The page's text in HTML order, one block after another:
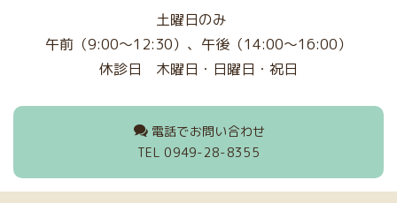
土曜日のみ
午前（9:00～12:30）、午後（14:00～16:00）
休診日 木曜日・ 日曜日・祝日
電話でお問い合わせ
TEL 0949-28-8355